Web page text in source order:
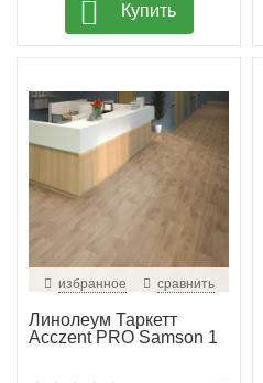
Купить
избранное сравнить
Линолеум Таркетт
Acczent PRO Samson 1